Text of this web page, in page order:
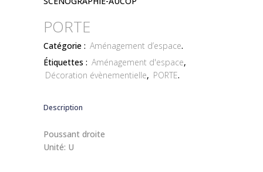
PORTE
Catégorie : Aménagement d’espace.
Étiquettes : Aménagement d'espace,
Décoration évènementielle, PORTE.
Description
Poussant droite
Unité: U